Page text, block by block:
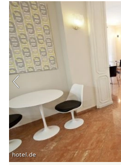
hotel.de